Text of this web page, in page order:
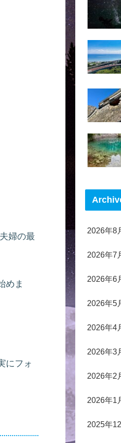
婦の最
めま
にフォ
2026年8
2026年7
2026年6
2026年5
2026年4
2026年3
2026年2
2026年1
2025年